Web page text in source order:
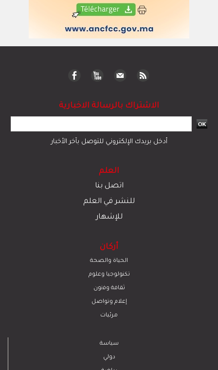
الاشتراك بالرسالة الاخبارية
أدخل بريدك الإلكتروني للتوصل بآخر الأخبار
العلم
اتصل بنا
للنشر في العلم
للإشهار
أركان
الحياة والصحة
تكنولوجيا وعلوم
ﺛﻘﺎﻓﺔ وﻓﻧون
إعلام وتواصل
مرئيات
سياسة
دولي